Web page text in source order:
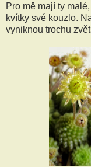
Pro mě mají ty
kvítky své kouzlo.
vyniknou trochu